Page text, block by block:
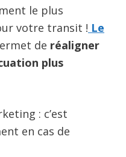
le plus
votre transit ! Le
de réaligner
plus
: c’est
en cas de